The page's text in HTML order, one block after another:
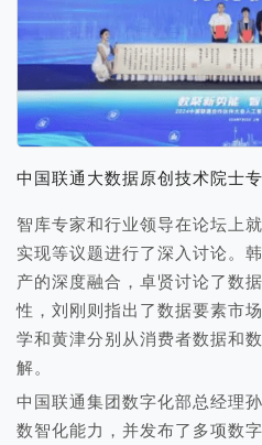
中国联通大数据原创技术院士
智库专家和行业领导在论坛上
实现等议题进行了深入讨论。
产的深度融合，卓贤讨论了数
性，刘刚则指出了数据要素市
学和黄津分别从消费者数据和
解。
中国联通集团数字化部总经理
数智化能力，并发布了多项数